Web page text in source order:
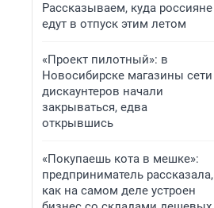
Рассказываем, куда россияне
едут в отпуск этим летом
«Проект пилотный»: в
Новосибирске магазины сети
дискаунтеров начали
закрываться, едва
открывшись
«Покупаешь кота в мешке»:
предприниматель рассказала,
как на самом деле устроен